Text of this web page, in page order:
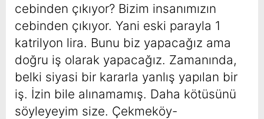
cebinden çıkıyor? Bizim insanımızın
cebinden çıkıyor. Yani eski parayla 1
katrilyon lira. Bunu biz yapacağız ama
doğru iş olarak yapacağız. Zamanında,
belki siyasi bir kararla yanlış yapılan bir
iş. İzin bile alınamamış. Daha kötüsünü
söyleyeyim size. Çekmeköy-